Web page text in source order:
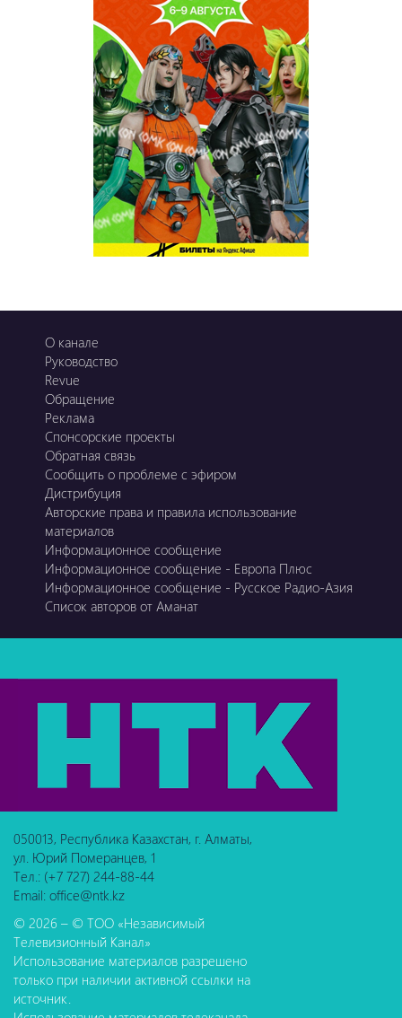
О канале
Руководство
Revue
Обращение
Реклама
Спонсорские проекты
Обратная связь
Сообщить о проблеме с эфиром
Дистрибуция
Авторские права и правила использование
материалов
Информационное сообщение
Информационное сообщение - Европа Плюс
Информационное сообщение - Русское Радио-Азия
Список авторов от Аманат
050013, Республика Казахстан, г. Алматы,
ул. Юрий Померанцев, 1
Тел.: (+7 727) 244-88-44
Email: office@ntk.kz
© 2026 – © ТОО «Независимый
Телевизионный Канал»
Использование материалов разрешено
только при наличии активной ссылки на
источник.